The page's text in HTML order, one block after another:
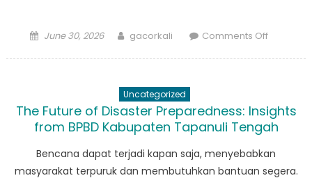
Posted
June 30, 2026 Author
gacorkali Comments Offon
Sumatera
Utara
Uncategorized
The Future of Disaster Preparedness: Insights
from BPBD Kabupaten Tapanuli Tengah
Bencana dapat terjadi kapan saja, menyebabkan
masyarakat terpuruk dan membutuhkan bantuan segera.